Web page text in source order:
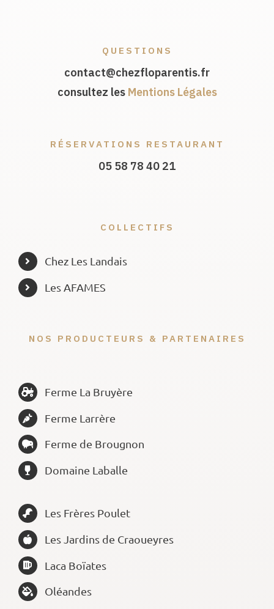
QUESTIONS
contact@chezfloparentis.fr
consultez les Mentions Légales
RÉSERVATIONS RESTAURANT
05 58 78 40 21
NOS PRODUCTEURS & PARTENAIRES
Ferme La Bruyère
Ferme Larrère
Ferme de Brougnon
Domaine Laballe
Les Frères Poulet
Les Jardins de Craoueyres
Laca Boïates
Oléandes
COLLECTIFS
Chez Les Landais
Les AFAMES